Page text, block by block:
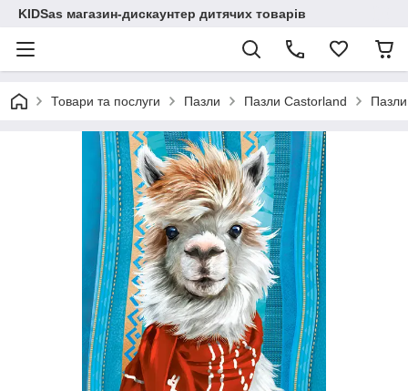
KIDSas магазин-дискаунтер дитячих товарів
Товари та послуги Пазли Пазли Castorland